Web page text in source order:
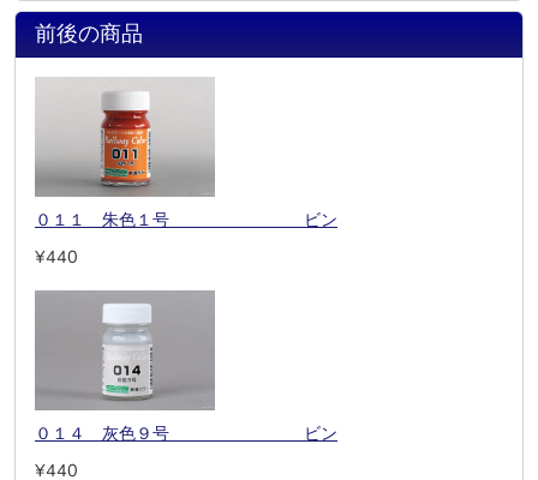
前後の商品
０１１ 朱色１号 ビン
¥440
０１４ 灰色９号 ビン
¥440